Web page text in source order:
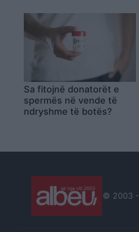
Sa fitojnë donatorët e
spermës në vende të
ndryshme të botës?
© 2003 -